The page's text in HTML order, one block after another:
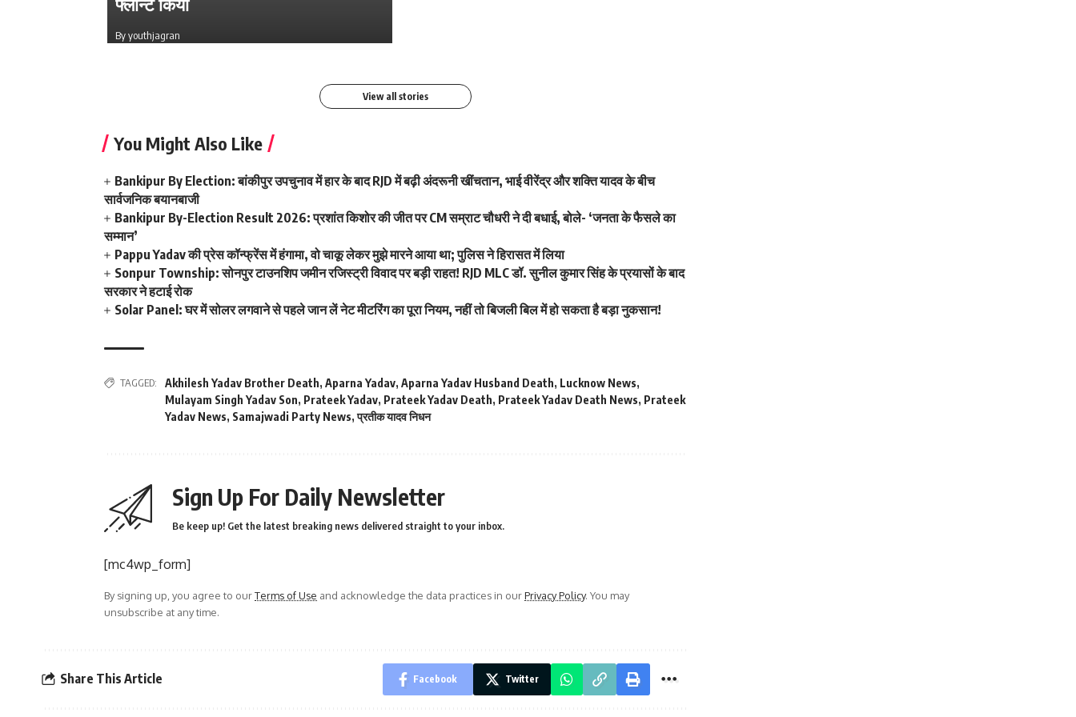
By youthjagran
का मेला, धोनी हुए शामिल
By youthjagran
View all stories
You Might Also Like
Bankipur By Election: बांकीपुर उपचुनाव में हार के बाद RJD में बढ़ी अंदरूनी खींचतान, भाई वीरेंद्र और शक्ति यादव के बीच
सार्वजनिक बयानबाजी
Bankipur By-Election Result 2026: प्रशांत किशोर की जीत पर CM सम्राट चौधरी ने दी बधाई, बोले- ‘जनता के फैसले का
सम्मान’
Pappu Yadav की प्रेस कॉन्फ्रेंस में हंगामा, वो चाकू लेकर मुझे मारने आया था; पुलिस ने हिरासत में लिया
Sonpur Township: सोनपुर टाउनशिप जमीन रजिस्ट्री विवाद पर बड़ी राहत! RJD MLC डॉ. सुनील कुमार सिंह के प्रयासों के बाद
सरकार ने हटाई रोक
Solar Panel: घर में सोलर लगवाने से पहले जान लें नेट मीटरिंग का पूरा नियम, नहीं तो बिजली बिल में हो सकता है बड़ा नुकसान!
TAGGED: Akhilesh Yadav Brother Death, Aparna Yadav, Aparna Yadav Husband Death, Lucknow News,
Mulayam Singh Yadav Son, Prateek Yadav, Prateek Yadav Death, Prateek Yadav Death News, Prateek
Yadav News, Samajwadi Party News,प्रतीक यादव निधन
Sign Up For Daily Newsletter
Be keep up! Get the latest breaking news delivered straight to your inbox.
[mc4wp_form]
By signing up, you agree to ourTerms of Use and acknowledge the data practices in ourPrivacy Policy. You may
unsubscribe at any time.
Share This Article Facebook Twitter